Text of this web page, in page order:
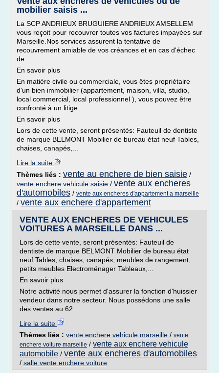
mobilier saisis ...
La SCP ANDRIEUX BRUGUIERE ANDRIEUX AMSELLEM
vous reçoit pour recouvrer toutes vos factures impayées sur
Marseille.Nos services assurent la tentative de
recouvrement amiable de vos créances et en cas d'échec
de...
En savoir plus
En matière civile ou commerciale, vous êtes propriétaire
d'un bien immobilier (appartement, maison, villa, studio,
local commercial, local professionnel ), vous pouvez être
confronté à un litige...
En savoir plus
Lors de cette vente, seront présentés: Fauteuil de dentiste
de marque BELMONT Mobilier de bureau état neuf Tables,
chaises, canapés,...
Lire la suite
Thèmes liés : vente au enchere de bien saisie /
vente enchere vehicule saisie / vente aux encheres
d'automobiles / vente aux encheres d'appartement a marseille
/ vente aux enchere d'appartement
VENTE AUX ENCHERES DE VEHICULES
VOITURES A MARSEILLE DANS ...
Lors de cette vente, seront présentés: Fauteuil de
dentiste de marque BELMONT Mobilier de bureau état
neuf Tables, chaises, canapés, meubles de rangement,
petits meubles Electroménager Tableaux,...
En savoir plus
Notre activité nous permet d'assurer la fonction d'huissier
vendeur dans notre secteur. Nous possédons une salle
des ventes au 62...
Lire la suite
Thèmes liés : vente enchere vehicule marseille / vente
enchere voiture marseille / vente aux enchere vehicule
automobile / vente aux encheres d'automobiles
/ salle vente enchere voiture